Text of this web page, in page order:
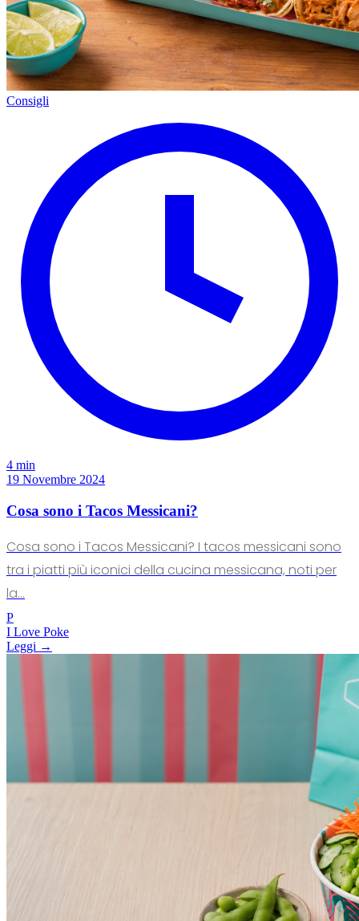
Consigli
4 min
19 Novembre 2024
Cosa sono i Tacos Messicani?
Cosa sono i Tacos Messicani? I tacos messicani sono
tra i piatti più iconici della cucina messicana, noti per
la...
P
I Love Poke
Leggi →